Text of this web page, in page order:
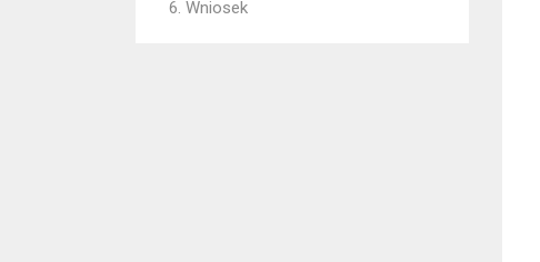
6. Wniosek